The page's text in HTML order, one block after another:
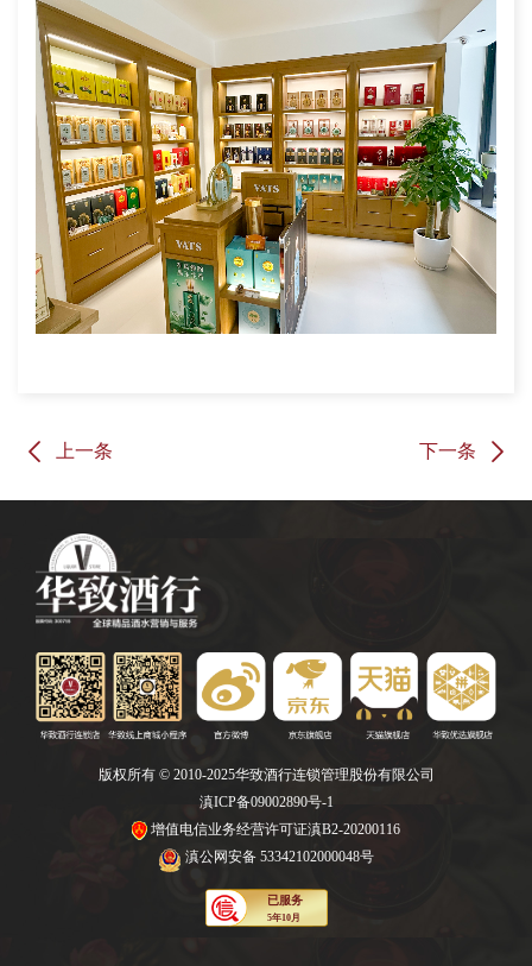
上一条 下一条
版权所有 © 2010-2025华致酒行连锁管理股份有限公司
滇ICP备09002890号-1
增值电信业务经营许可证滇B2-20200116
滇公网安备 53342102000048号